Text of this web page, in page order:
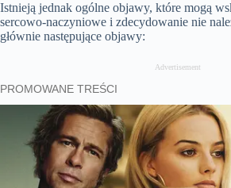
Istnieją jednak ogólne objawy, które mogą
sercowo-naczyniowe i zdecydowanie nie
głównie następujące objawy:
Advertisement